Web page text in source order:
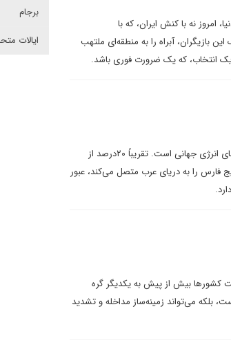
امروز نه با کنش ایران، که با
بازیگران، آبراه را به منطقه‌ای ملتهب
انتخاب، که یک ضرورت فوری باشد.
تنگه هرمز صرفاً یک مسیر دریایی دیگر نیست، بلکه یک شریان حیاتی برای جریان‌های انرژی جهانی است. تقریباً ۲۰درصد از
باریک که خلیج فارس را به دریای عرب متصل می‌کند، عبور
کشورها بیش از پیش به یکدیگر گره
بلکه می‌تواند زمینه‌ساز مداخله و تشدید
برجام
ایالات